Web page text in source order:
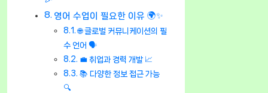
영어 수업이 필요한 이유 🌍✨
🌐 글로벌 커뮤니케이션의 필
수 언어 🗣️
💼 취업과 경력 개발 📈
📚 다양한 정보 접근 가능
🔍